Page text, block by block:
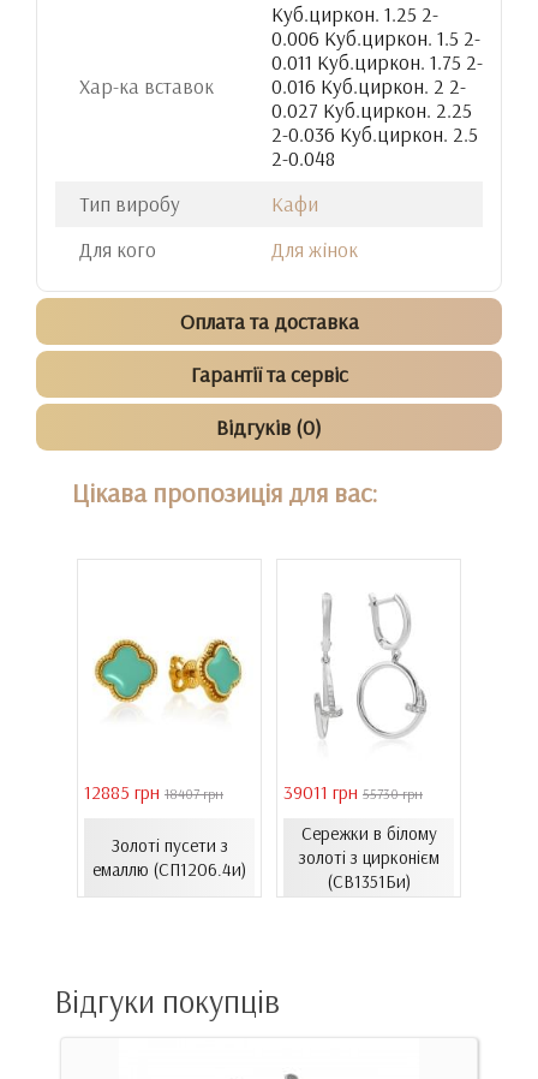
Хар-ка вставок
Куб.циркон. 1.25 2-
0.006 Куб.циркон. 1.5 2-
0.011 Куб.циркон. 1.75 2-
0.016 Куб.циркон. 2 2-
0.027 Куб.циркон. 2.25
2-0.036 Куб.циркон. 2.5
2-0.048
Тип виробу
Кафи
Для кого
Для жінок
Оплата та доставка
Гарантії та сервіс
Відгуків (0)
Цікава пропозиція для вас:
12885 грн 18407 грн
Золоті пусети з
емаллю (СП1206.4и)
39011 грн 55730 грн
Сережки в білому
золоті з цирконієм
(СВ1351Би)
Відгуки покупців